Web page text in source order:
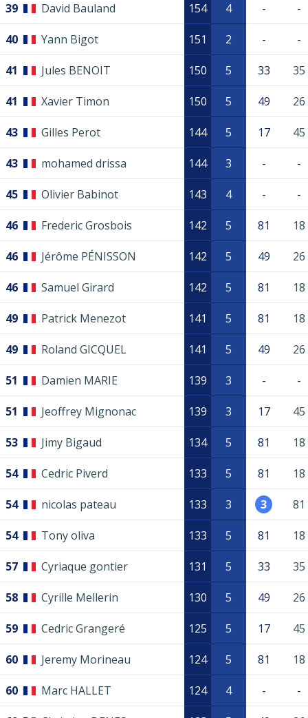
39 David Bauland 154 4 - -
40 Yann Bigot 151 2 - -
41 Jules BENOIT 150 5 33 35
41 Xavier Timon 150 5 49 26
43 Gilles Perot 144 5 17 45
43 mohamed drissa 144 3 - -
45 Olivier Babinot 143 4 - -
46 Frederic Grosbois 142 5 81 18
46 Jérôme PÉNISSON 142 5 49 26
46 Samuel Girard 142 5 81 18
49 Patrick Menezot 141 5 81 18
49 Roland GICQUEL 141 5 49 26
51 Damien MARIE 139 3 - -
51 Jeoffrey Mignonac 139 3 17 45
53 Jimy Bigaud 134 5 81 18
54 Cedric Piverd 133 5 81 18
54 nicolas pateau 133 3 3 81
54 Tony oliva 133 5 81 18
57 Cyriaque gontier 131 5 33 35
58 Cyrille Mellerin 130 5 49 26
59 Cedric Grangeré 125 5 17 45
60 Jeremy Morineau 124 5 81 18
60 Marc HALLET 124 4 - -